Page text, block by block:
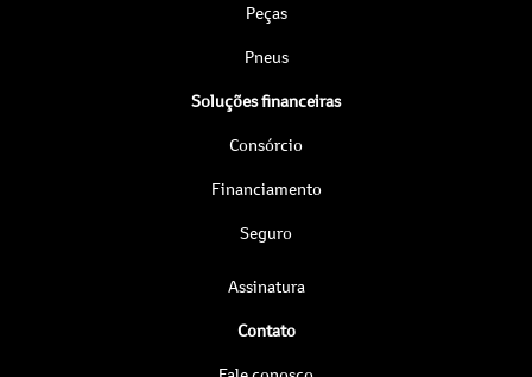
Peças
Pneus
Soluções financeiras
Consórcio
Financiamento
Seguro
Assinatura
Contato